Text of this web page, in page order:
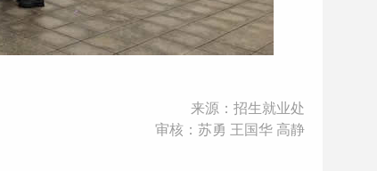
来源：招生就业处
审核：苏勇 王国华 高静